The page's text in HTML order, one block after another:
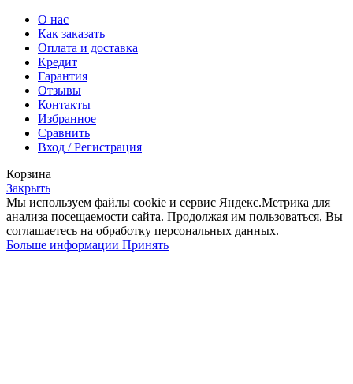
О нас
Как заказать
Оплата и доставка
Кредит
Гарантия
Отзывы
Контакты
Избранное
Сравнить
Вход / Регистрация
Корзина
Закрыть
Мы используем файлы cookie и сервис Яндекс.Метрика для
анализа посещаемости сайта. Продолжая им пользоваться, Вы
соглашаетесь на обработку персональных данных.
Больше информации Больше
Принять